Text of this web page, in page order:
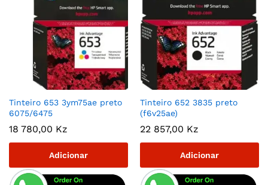
Tinteiro 653 3ym75ae preto
6075/6475
18 780,00 Kz
Adicionar
Tinteiro 652 3835 preto
(f6v25ae)
22 857,00 Kz
Adicionar